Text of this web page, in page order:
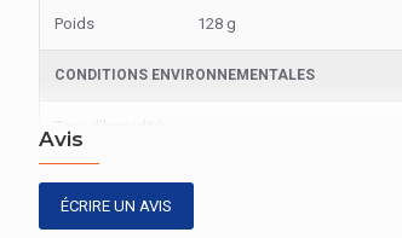
Poids 128 g
CONDITIONS ENVIRONNEMENTALES
Taux d'humidité
de
fonctionnement
Avis
ÉCRIRE UN AVIS